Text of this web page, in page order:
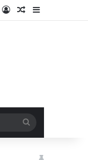
EntrarArtigo aleatório
por